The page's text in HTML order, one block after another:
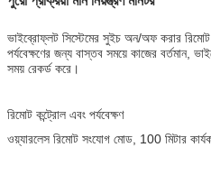
ভাইব্রোফ্লট সিস্টেমের সুইচ অন/অফ করার রিমোট
পর্যবেক্ষণের জন্য বাস্তব সময়ে কাজের বর্তমান,
সময় রেকর্ড করে।
রিমোট কন্ট্রোল এবং পর্যবেক্ষণ
ওয়্যারলেস রিমোট সংযোগ মোড, 100 মিটার